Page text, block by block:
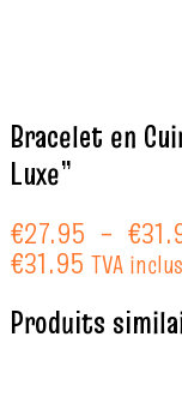
Bracelet en
Luxe”
€27.95 – €
€31.95 TVA
Produits